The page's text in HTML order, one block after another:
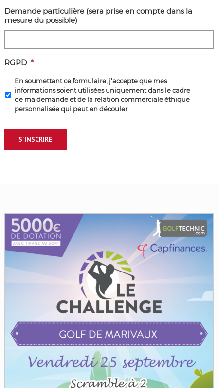
+
Droit
de
Demande particulière (sera prise en compte dans la
mesure du possible)
RGPD *
En soumettant ce formulaire, j’accepte que mes
informations soient utilisées uniquement dans le cadre
de ma demande et de la relation commerciale éthique
personnalisée qui peut en découler
S'INSCRIRE